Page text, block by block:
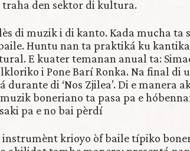
den sektor di kultura.
di muzik i di kanto. Kada mucha ta
Huntu nan ta praktiká ku
E kuater temanan anual ta:
i Pone Barí Ronka. Na final di
di ‘Nos Zjilea’. Di e manera
boneriano ta pasa pa e
pa e no bai pèrdí
instrumènt krioyo òf baile típiko